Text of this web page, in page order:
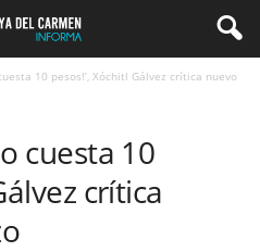
10 pesos!’, Xóchitl Gálvez crítica nuevo
cuesta 10
crítica